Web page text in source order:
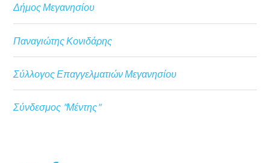
Δήμος Μεγανησίου
Παναγιώτης Κονιδάρης
Σύλλογος Επαγγελματιών Μεγανησίου
Σύνδεσμος "Μέντης"